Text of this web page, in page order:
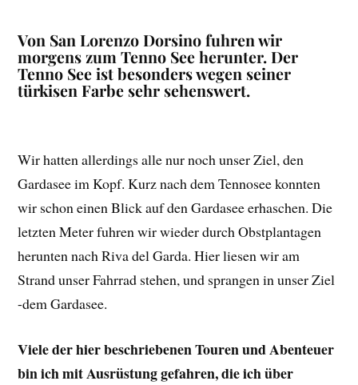
Von San Lorenzo Dorsino fuhren wir
morgens zum Tenno See herunter. Der
Tenno See ist besonders wegen seiner
türkisen Farbe sehr sehenswert.
Wir hatten allerdings alle nur noch unser Ziel, den
Gardasee im Kopf. Kurz nach dem Tennosee konnten
wir schon einen Blick auf den Gardasee erhaschen. Die
letzten Meter fuhren wir wieder durch Obstplantagen
herunten nach Riva del Garda. Hier liesen wir am
Strand unser Fahrrad stehen, und sprangen in unser Ziel
-dem Gardasee.
Viele der hier beschriebenen Touren und Abenteuer
bin ich mit Ausrüstung gefahren, die ich über